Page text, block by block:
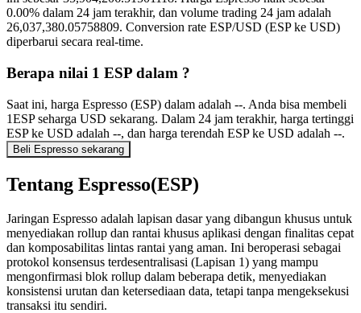
0.00% dalam 24 jam terakhir, dan volume trading 24 jam adalah
26,037,380.05758809. Conversion rate ESP/USD (ESP ke USD)
diperbarui secara real-time.
Berapa nilai 1 ESP dalam ?
Saat ini, harga Espresso (ESP) dalam adalah --. Anda bisa membeli
1ESP seharga USD sekarang. Dalam 24 jam terakhir, harga tertinggi
ESP ke USD adalah --, dan harga terendah ESP ke USD adalah --.
Beli Espresso sekarang
Tentang Espresso(ESP)
Jaringan Espresso adalah lapisan dasar yang dibangun khusus untuk
menyediakan rollup dan rantai khusus aplikasi dengan finalitas cepat
dan komposabilitas lintas rantai yang aman. Ini beroperasi sebagai
protokol konsensus terdesentralisasi (Lapisan 1) yang mampu
mengonfirmasi blok rollup dalam beberapa detik, menyediakan
konsistensi urutan dan ketersediaan data, tetapi tanpa mengeksekusi
transaksi itu sendiri.